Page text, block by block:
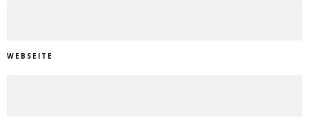
WEBSEITE